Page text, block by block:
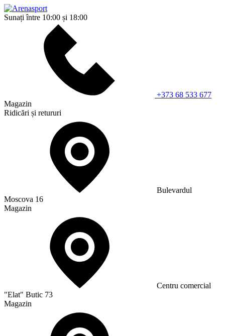
Sunați între 10:00 și 18:00
+373 68 533 677
Magazin
Ridicări și retururi
Bulevardul
Moscova 16
Magazin
Сentru comercial
"Elat" Butic 73
Magazin